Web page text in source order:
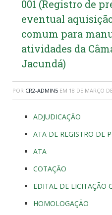
001 (Registro de
eventual
comum para
atividades da
Jacundá)
POR CR2-ADMIN5 EM 18 DE MARÇO
ADJUDICAÇÃO
ATA DE REGISTRO DE
ATA
COTAÇÃO
EDITAL DE LICITAÇÃO
HOMOLOGAÇÃO